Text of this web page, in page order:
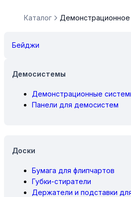
Каталог
Бейджи
Демосистемы
Демонстрационные
Панели для демосистем
Доски
Бумага для флипчартов
Губки-стиратели
Держатели и подставки